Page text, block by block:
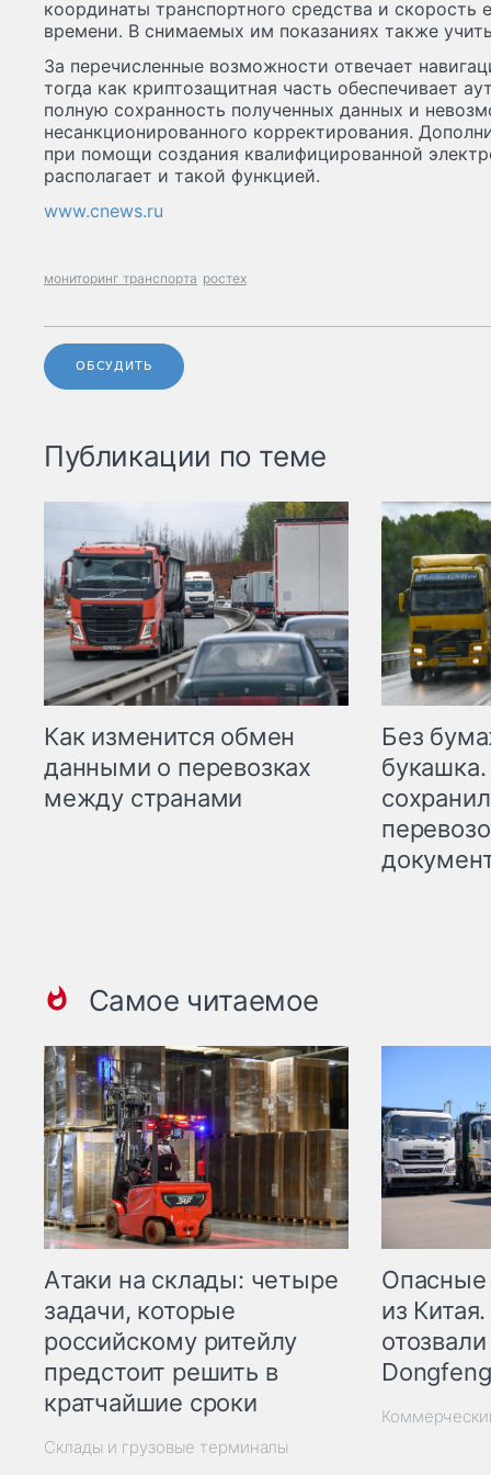
координаты транспортного средства и скорость
времени. В снимаемых им показаниях также
За перечисленные возможности отвечает
тогда как криптозащитная часть обеспечивает
полную сохранность полученных данных и
несанкционированного корректирования.
при помощи создания квалифицированной
располагает и такой функцией.
www.cnews.ru
мониторинг транспорта ростех
ОБСУДИТЬ
Публикации по теме
Как изменится обмен
данными о перевозках
между странами
Без
Самое читаемое
Атаки на склады: четыре
задачи, которые
российскому ритейлу
предстоит решить в
кратчайшие сроки
Склады и грузовые терминалы
из